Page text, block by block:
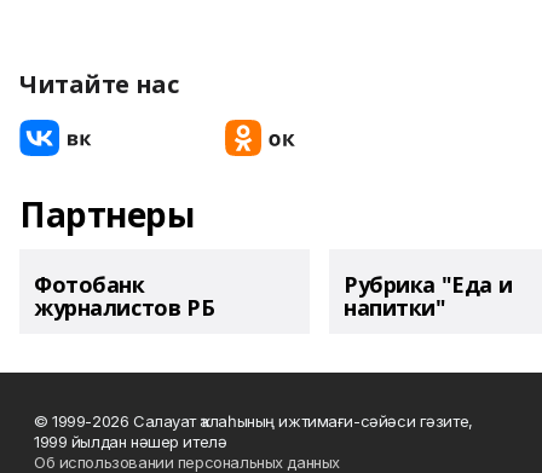
Читайте нас
Партнеры
Фотобанк
журналистов РБ
Рубрика "Еда и
напитки"
© 1999-2026 Салауат ҡалаһының ижтимағи-сәйәси гәзите,
1999 йылдан нәшер ителә
Об использовании персональных данных